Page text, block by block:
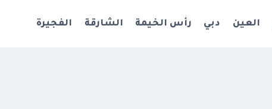
العين دبي رأس الخيمة الشارقة الفجيرة